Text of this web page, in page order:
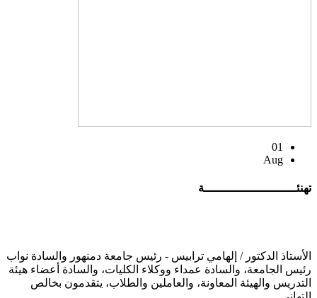
01
Aug
تهنئــــــــــــــــــــــــــة
الأستاذ الدكتور / إلهامي ترابيس - رئيس جامعة دمنهور والسادة نواب
رئيس الجامعة، والسادة عمداء ووكلاء الكليات، والسادة أعضاء هيئة
التدريس والهيئة المعاونة، والعاملين والطلاب، يتقدمون بخالص